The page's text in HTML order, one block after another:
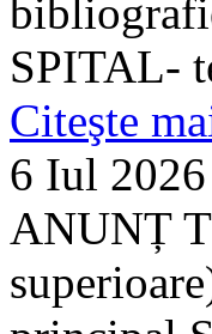
SPITAL-
Citeşte
6 Iul 2026
ANUNȚ